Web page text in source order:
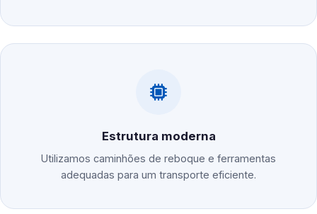
Estrutura moderna
Utilizamos caminhões de reboque e ferramentas
adequadas para um transporte eficiente.